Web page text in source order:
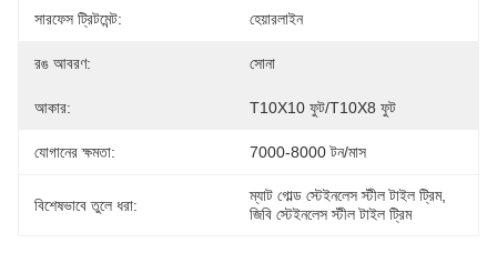
সারফেস ট্রিটমেন্ট: হেয়ারলাইন
রঙ আবরণ: সোনা
আকার: T10X10 ফুট/T10X8 ফুট
যোগানের ক্ষমতা: 7000-8000 টন/মাস
বিশেষভাবে তুলে ধরা:
ম্যাট গোল্ড স্টেইনলেস স্টীল টাইল ট্রিম,
জিবি স্টেইনলেস স্টীল টাইল ট্রিম